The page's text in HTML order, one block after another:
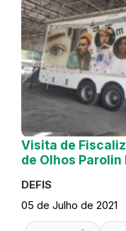
Visita de
de Olhos Parolin
DEFIS
05 de Julho de 2021